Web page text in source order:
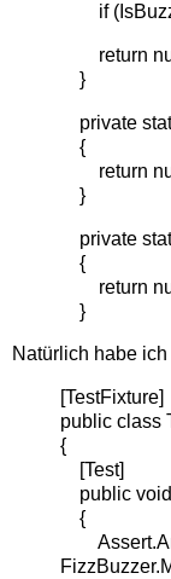
if
return
}
private
{
return
}
private
{
return
}
Natürlich habe
[TestFixture]
public class
{
[Test]
public void
{